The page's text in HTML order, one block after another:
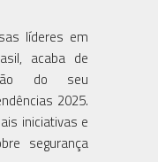
líderes em
acaba de
do seu
2025.
iniciativas e
segurança